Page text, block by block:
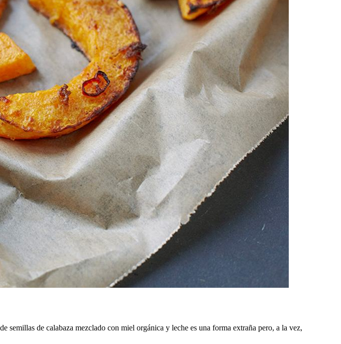
de calabaza mezclado con miel orgánica y leche es una forma extraña pero, a la vez,